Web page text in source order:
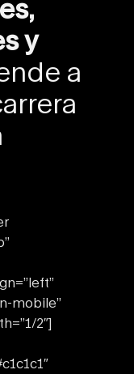
y
a
mobile”
2″]